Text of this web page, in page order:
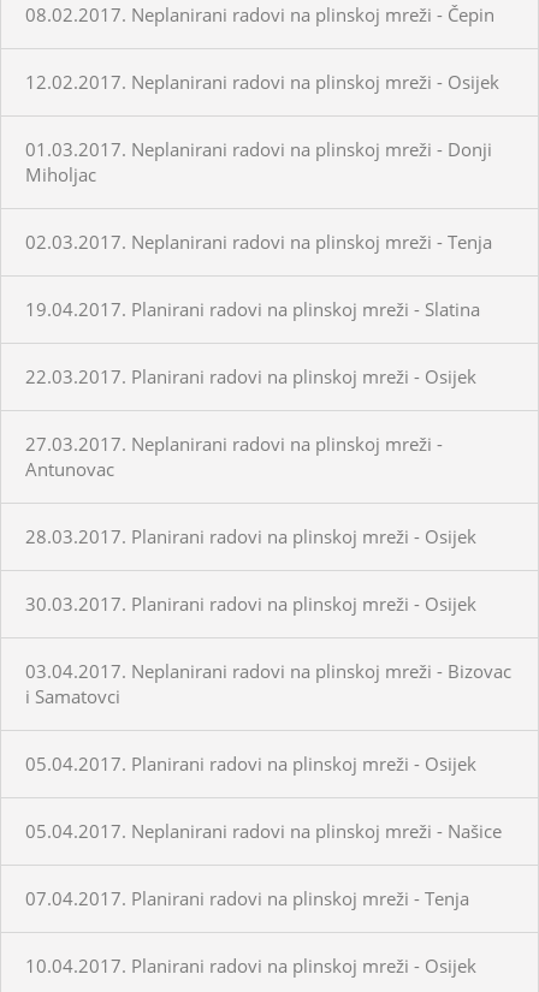
08.02.2017. Neplanirani radovi na plinskoj mreži - Čepin
12.02.2017. Neplanirani radovi na plinskoj mreži - Osijek
01.03.2017. Neplanirani radovi na plinskoj mreži - Donji
Miholjac
02.03.2017. Neplanirani radovi na plinskoj mreži - Tenja
19.04.2017. Planirani radovi na plinskoj mreži - Slatina
22.03.2017. Planirani radovi na plinskoj mreži - Osijek
27.03.2017. Neplanirani radovi na plinskoj mreži -
Antunovac
28.03.2017. Planirani radovi na plinskoj mreži - Osijek
30.03.2017. Planirani radovi na plinskoj mreži - Osijek
03.04.2017. Neplanirani radovi na plinskoj mreži - Bizovac
i Samatovci
05.04.2017. Planirani radovi na plinskoj mreži - Osijek
05.04.2017. Neplanirani radovi na plinskoj mreži - Našice
07.04.2017. Planirani radovi na plinskoj mreži - Tenja
10.04.2017. Planirani radovi na plinskoj mreži - Osijek